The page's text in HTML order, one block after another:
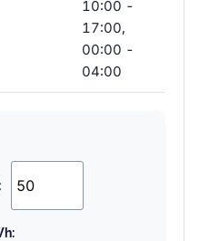
10:00 -
17:00,
00:00 -
04:00